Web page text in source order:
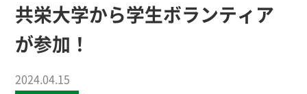
共栄大学から学生ボランティア
が参加！
2024.04.15